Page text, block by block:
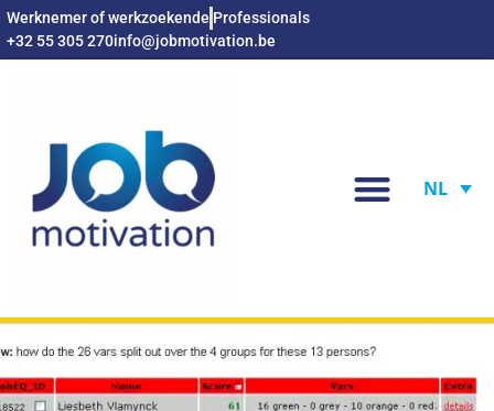
Werknemer of werkzoekende Professionals
+32 55 305 270info@jobmotivation.be
NL